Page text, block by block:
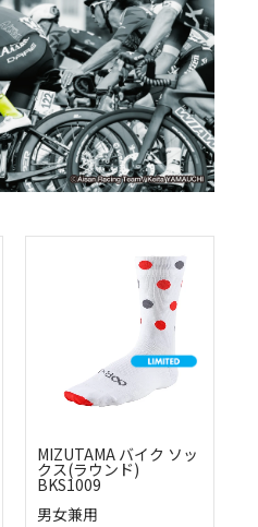
MIZUTAMA バイク ソッ
クス(ラウンド)
BKS1009
男女兼用